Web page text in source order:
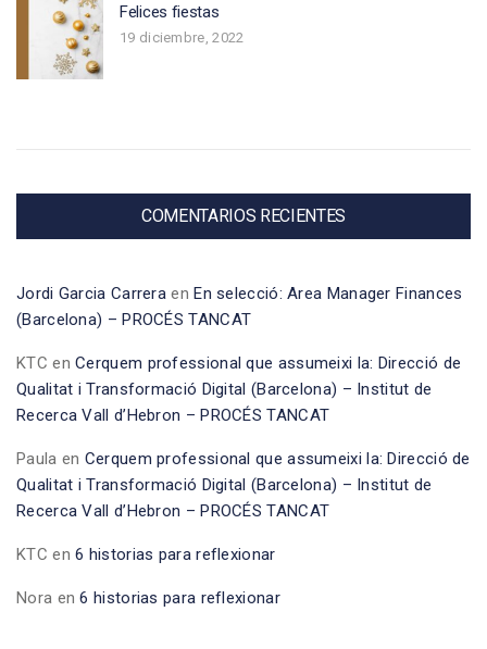
Felices fiestas
19 diciembre, 2022
COMENTARIOS RECIENTES
Jordi Garcia Carrera enEn selecció: Area Manager Finances
(Barcelona) – PROCÉS TANCAT
KTC enCerquem professional que assumeixi la: Direcció de
Qualitat i Transformació Digital (Barcelona) – Institut de
Recerca Vall d’Hebron – PROCÉS TANCAT
Paula en Cerquem professional que assumeixi la: Direcció de
Qualitat i Transformació Digital (Barcelona) – Institut de
Recerca Vall d’Hebron – PROCÉS TANCAT
KTC en6 historias para reflexionar
Nora en6 historias para reflexionar